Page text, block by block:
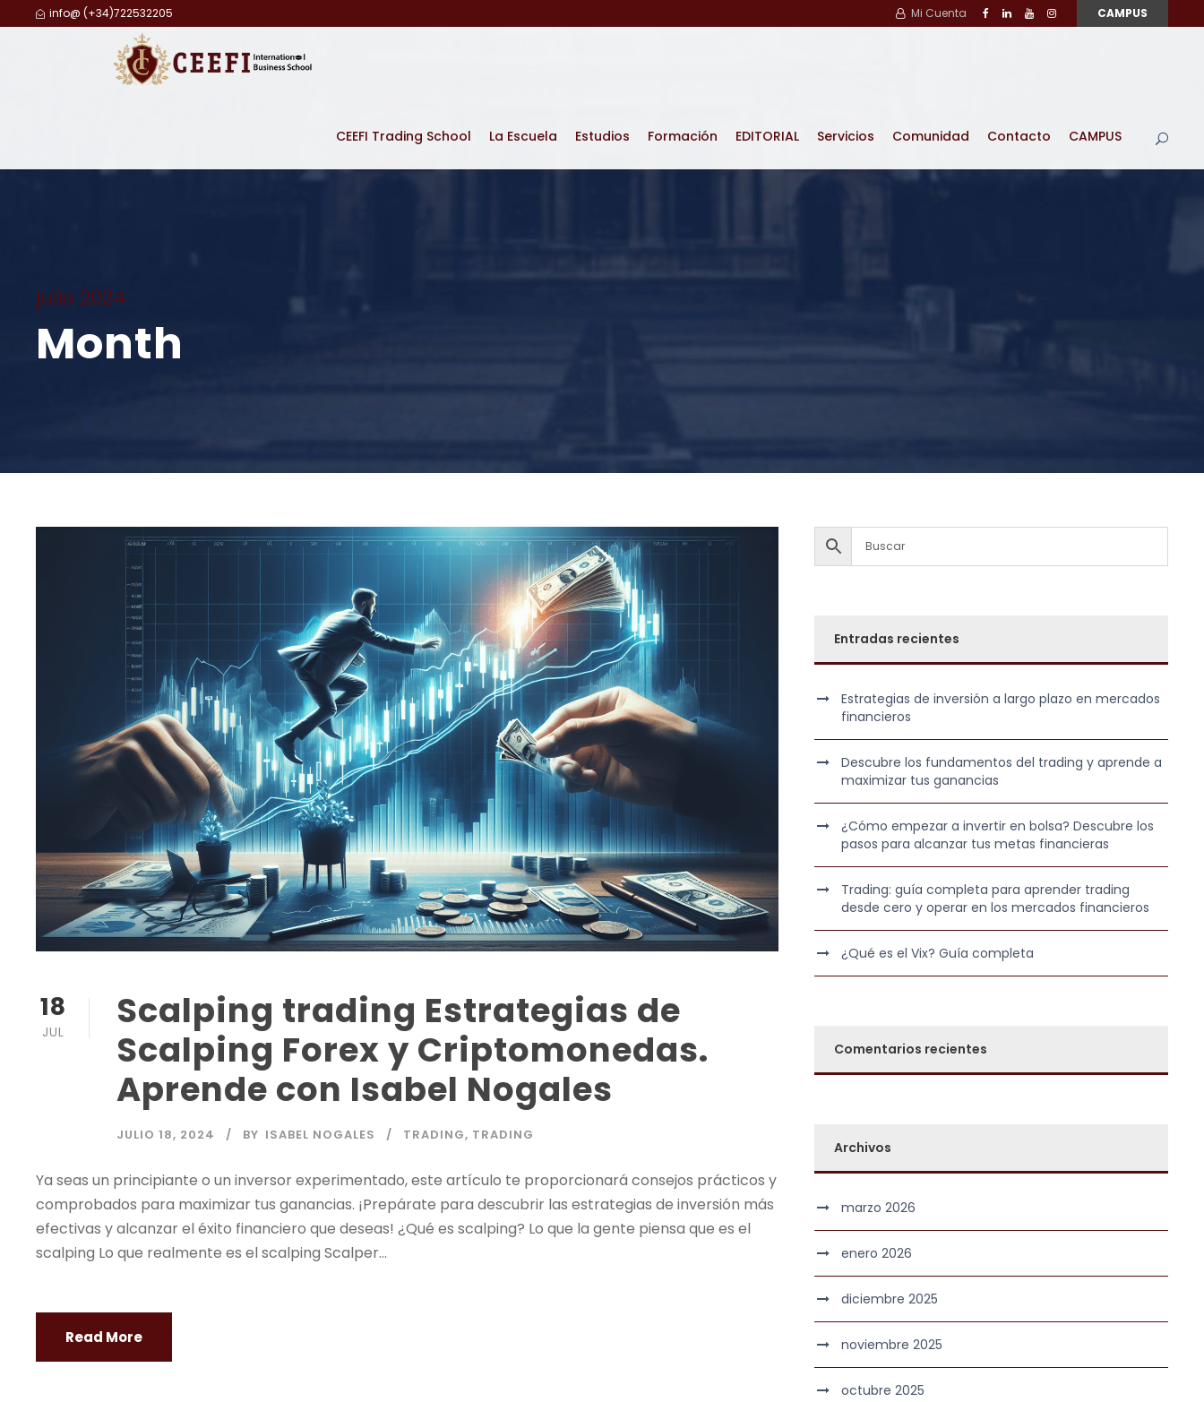
info@ (+34)722532205 Mi Cuenta CAMPUS
CEEFI Trading School La Escuela Estudios Formación EDITORIAL Servicios Comunidad Contacto CAMPUS
julio 2024
Month
18
JUL
Scalping trading Estrategias de
Scalping Forex y Criptomonedas.
Aprende con Isabel Nogales
JULIO 18, 2024 BY ISABEL NOGALES TRADING, TRADING
Ya seas un principiante o un inversor experimentado, este artículo te proporcionará consejos prácticos y
comprobados para maximizar tus ganancias. ¡Prepárate para descubrir las estrategias de inversión más
efectivas y alcanzar el éxito financiero que deseas! ¿Qué es scalping? Lo que la gente piensa que es el
scalping Lo que realmente es el scalping Scalper...
Read More
Entradas recientes
Estrategias de inversión a largo plazo en mercados
financieros
Descubre los fundamentos del trading y aprende a
maximizar tus ganancias
¿Cómo empezar a invertir en bolsa? Descubre los
pasos para alcanzar tus metas financieras
Trading: guía completa para aprender trading
desde cero y operar en los mercados financieros
¿Qué es el Vix? Guía completa
Comentarios recientes
Archivos
marzo 2026
enero 2026
diciembre 2025
noviembre 2025
octubre 2025